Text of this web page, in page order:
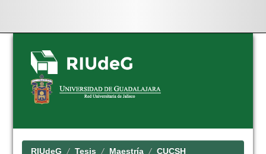
Skip
navigation
RIUdeG Tesis Maestría CUCSH